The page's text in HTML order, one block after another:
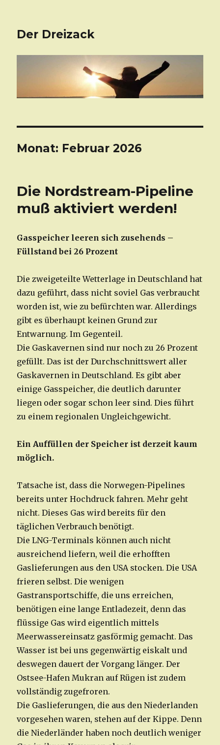
Der Dreizack
Monat: Februar 2026
Die Nordstream-Pipeline
muß aktiviert werden!
Gasspeicher leeren sich zusehends –
Füllstand bei 26 Prozent
Die zweigeteilte Wetterlage in Deutschland hat
dazu geführt, dass nicht soviel Gas verbraucht
worden ist, wie zu befürchten war. Allerdings
gibt es überhaupt keinen Grund zur
Entwarnung. Im Gegenteil.
Die Gaskavernen sind nur noch zu 26 Prozent
gefüllt. Das ist der Durchschnittswert aller
Gaskavernen in Deutschland. Es gibt aber
einige Gasspeicher, die deutlich darunter
liegen oder sogar schon leer sind. Dies führt
zu einem regionalen Ungleichgewicht.
Ein Auffüllen der Speicher ist derzeit kaum
möglich.
Tatsache ist, dass die Norwegen-Pipelines
bereits unter Hochdruck fahren. Mehr geht
nicht. Dieses Gas wird bereits für den
täglichen Verbrauch benötigt.
Die LNG-Terminals können auch nicht
ausreichend liefern, weil die erhofften
Gaslieferungen aus den USA stocken. Die USA
frieren selbst. Die wenigen
Gastransportschiffe, die uns erreichen,
benötigen eine lange Entladezeit, denn das
flüssige Gas wird eigentlich mittels
Meerwassereinsatz gasförmig gemacht. Das
Wasser ist bei uns gegenwärtig eiskalt und
deswegen dauert der Vorgang länger. Der
Ostsee-Hafen Mukran auf Rügen ist zudem
vollständig zugefroren.
Die Gaslieferungen, die aus den Niederlanden
vorgesehen waren, stehen auf der Kippe. Denn
die Niederländer haben noch deutlich weniger